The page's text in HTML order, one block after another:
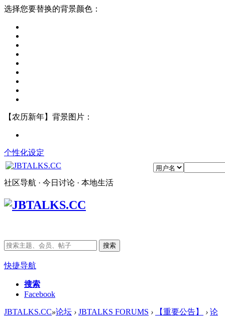
选择您要替换的背景颜色：
【农历新年】背景图片：
个性化设定
社区导航 · 今日讨论 · 本地生活
搜索
快捷导航
搜索
Facebook
JBTALKS.CC»论坛 › JBTALKS FORUMS › 【重要公告】 › 论